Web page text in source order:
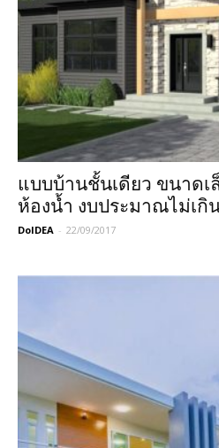
แบบบ้านชั้นเดียว ขนาดเ
ห้องน้ำ งบประมาณไม่เกิ
DoIDEA - 22/09/2017